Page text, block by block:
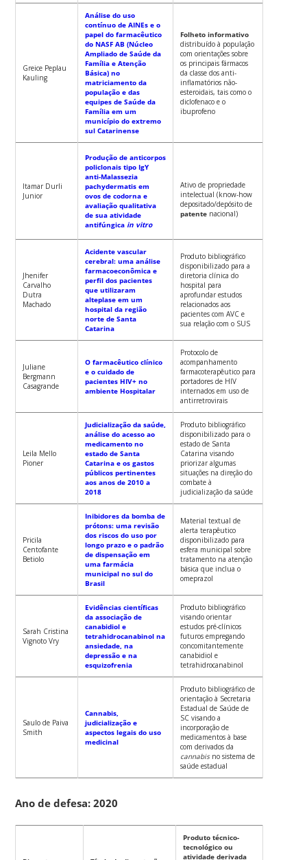
Greice Peplau
Kauling
Análise do uso
contínuo de AINEs e o
papel do farmacêutico
do NASF AB (Núcleo
Ampliado de Saúde da
Família e Atenção
Básica) no
matriciamento da
população e das
equipes de Saúde da
Família em um
município do extremo
sul Catarinense
Folheto informativo
distribuído à população
com orientações sobre
os principais fármacos
da classe dos anti-
inflamatórios não-
esteroidais, tais como o
diclofenaco e o
ibuprofeno
Itamar Durli
Junior
Produção de anticorpos
policlonais tipo IgY
anti-Malassezia
pachydermatis em
ovos de codorna e
avaliação qualitativa
de sua atividade
antifúngica in vitro
Ativo de propriedade
intelectual (know-how
depositado/depósito de
patente nacional)
Jhenifer
Carvalho
Dutra
Machado
Acidente vascular
cerebral: uma análise
farmacoeconômica e
perfil dos pacientes
que utilizaram
alteplase em um
hospital da região
norte de Santa
Catarina
Produto bibliográfico
disponibilizado para a
diretoria clínica do
hospital para
aprofundar estudos
relacionados aos
pacientes com AVC e
sua relação com o SUS
Juliane
Bergmann
Casagrande
O farmacêutico clínico
e o cuidado de
pacientes HIV+ no
ambiente Hospitalar
Protocolo de
acompanhamento
farmacoterapêutico para
portadores de HIV
internados em uso de
antirretrovirais
Leila Mello
Pioner
Judicialização da saúde,
análise do acesso ao
medicamento no
estado de Santa
Catarina e os gastos
públicos pertinentes
aos anos de 2010 a
2018
Produto bibliográfico
disponibilizado para o
estado de Santa
Catarina visando
priorizar algumas
situações na direção do
combate à
judicialização da saúde
Pricila
Centofante
Betiolo
Inibidores da bomba de
prótons: uma revisão
dos riscos do uso por
longo prazo e o padrão
de dispensação em
uma farmácia
municipal no sul do
Brasil
Material textual de
alerta terapêutico
disponibilizado para
esfera municipal sobre
tratamento na atenção
básica que inclua o
omeprazol
Sarah Cristina
Vignoto Vry
Evidências científicas
da associação de
canabidiol e
tetrahidrocanabinol na
ansiedade, na
depressão e na
esquizofrenia
Produto bibliográfico
visando orientar
estudos pré-clínicos
futuros empregando
concomitantemente
canabidiol e
tetrahidrocanabinol
Saulo de Paiva
Smith
Cannabis,
judicialização e
aspectos legais do uso
medicinal
Produto bibliográfico de
orientação à Secretaria
Estadual de Saúde de
SC visando a
incorporação de
medicamentos à base
com derivados da
cannabisno sistema de
saúde estadual
Ano de defesa: 2020
Produto técnico-
tecnológico ou
atividade derivada